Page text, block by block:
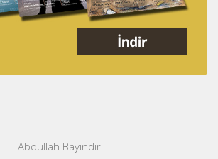
Abdullah Bayındır